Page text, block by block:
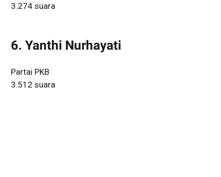
3.274 suara
6. Yanthi Nurhayati
Partai PKB
3.512 suara